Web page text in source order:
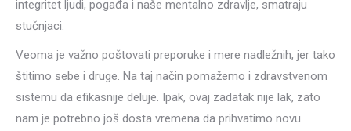
integritet ljudi, pogađa i naše mentalno zdravlje, smatraju
stučnjaci.
Veoma je važno poštovati preporuke i mere nadležnih, jer tako
štitimo sebe i druge. Na taj način pomažemo i zdravstvenom
sistemu da efikasnije deluje. Ipak, ovaj zadatak nije lak, zato
nam je potrebno još dosta vremena da prihvatimo novu